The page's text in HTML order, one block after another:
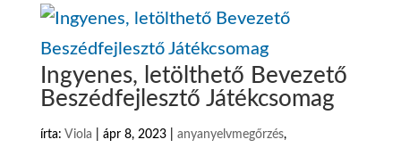
Ingyenes, letölthető Bevezető
Beszédfejlesztő Játékcsomag
írta: Viola ápr 8, 2023| anyanyelvmegőrzés,